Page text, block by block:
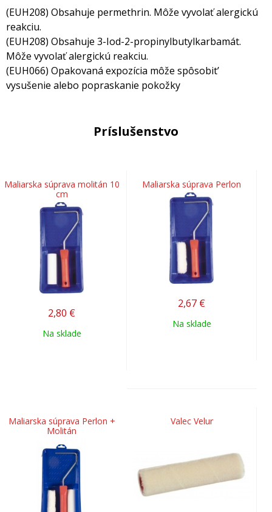
(EUH208) Obsahuje permethrin. Môže vyvolať alergickú
reakciu.
(EUH208) Obsahuje 3-Iod-2-propinylbutylkarbamát.
Môže vyvolať alergickú reakciu.
(EUH066) Opakovaná expozícia môže spôsobit’
vysušenie alebo popraskanie pokožky
Príslušenstvo
Maliarska súprava molitán 10
cm
2,80 €
Na sklade
Maliarska súprava Perlon
2,67 €
Na sklade
Maliarska súprava Perlon +
Molitán
Valec Velur